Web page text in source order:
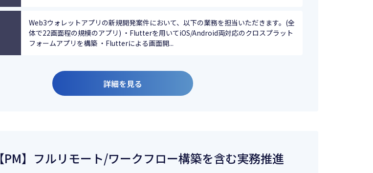
Web3ウォレットアプリの新規開発案件において、以下の業務を担当いただきます。(全
体で22画面程の規模のアプリ) ・Flutterを用いてiOS/Android両対応のクロスプラット
フォームアプリを構築 ・Flutterによる画面開...
詳細を見る
【PM】フルリモート/ワークフロー構築を含む実務推進